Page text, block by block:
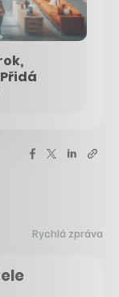
Rychlá zpráva